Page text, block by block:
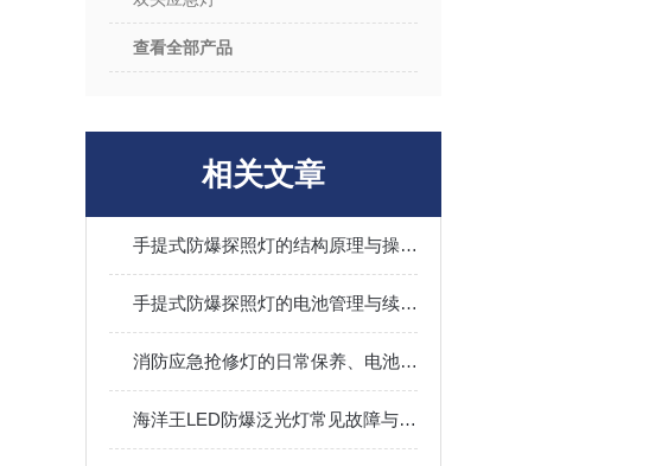
查看全部产品
相关文章
手提式防爆探照灯的结构原理与操作维护全指南
手提式防爆探照灯的电池管理与续航能力优化
消防应急抢修灯的日常保养、电池维护与现场操作规范
海洋王LED防爆泛光灯常见故障与维护保养建议